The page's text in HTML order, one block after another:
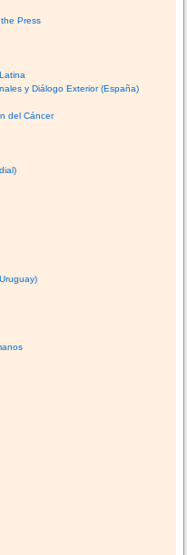
Press
y Diálogo Exterior (España)
del Cáncer